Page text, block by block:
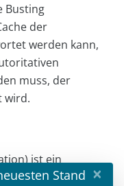
Busting
der
werden kann,
muss, der
wird.
ist ein
vonStand ×